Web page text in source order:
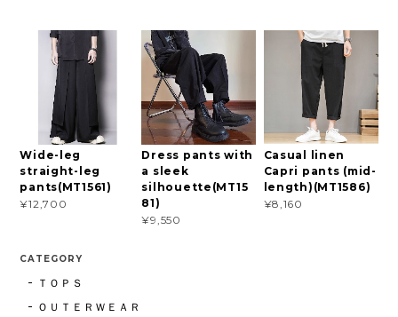
Wide-leg
straight-leg
pants(MT1561)
¥12,700
Dress pants with
a sleek
silhouette(MT15
81)
¥9,550
Casual linen
Capri pants (mid-
length)(MT1586)
¥8,160
CATEGORY
ＴＯＰＳ
ＯＵＴＥＲＷＥＡＲ